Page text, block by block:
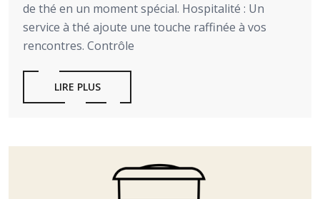
de thé en un moment spécial. Hospitalité : Un
service à thé ajoute une touche raffinée à vos
rencontres. Contrôle
LIRE PLUS